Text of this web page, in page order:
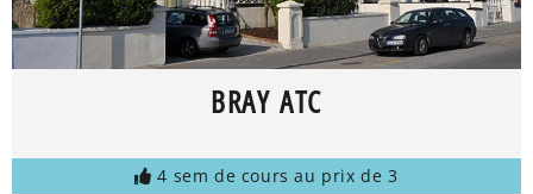
BRAY ATC
4 sem de cours au prix de 3